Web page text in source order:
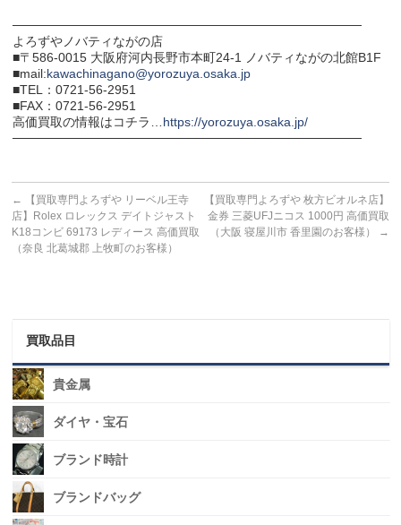
───────────────────────────────────────
よろずやノバティながの店
■〒586-0015 大阪府河内長野市本町24-1 ノバティながの北館B1F
■mail:kawachinagano@yorozuya.osaka.jp
■TEL：0721-56-2951
■FAX：0721-56-2951
高価買取の情報はコチラ…https://yorozuya.osaka.jp/
───────────────────────────────────────
←
【買取専門よろずや リーベル王寺
店】Rolex ロレックス デイトジャスト
K18コンビ 69173 レディース 高価買取
（奈良 北葛城郡 上牧町のお客様）
【買取専門よろずや 枚方ビオルネ店】
金券 三菱UFJニコス 1000円 高価買取
（大阪 寝屋川市 香里園のお客様）
→
買取品目
貴金属
ダイヤ・宝石
ブランド時計
ブランドバッグ